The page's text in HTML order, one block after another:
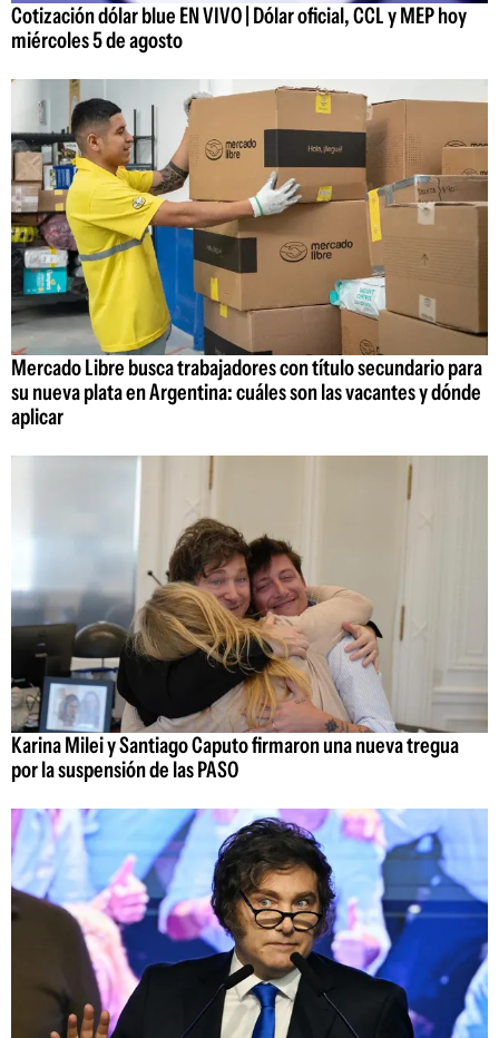
Cotización dólar blue EN VIVO | Dólar oficial, CCL y MEP hoy
miércoles 5 de agosto
Mercado Libre busca trabajadores con título secundario para
su nueva plata en Argentina: cuáles son las vacantes y dónde
aplicar
Karina Milei y Santiago Caputo firmaron una nueva tregua
por la suspensión de las PASO